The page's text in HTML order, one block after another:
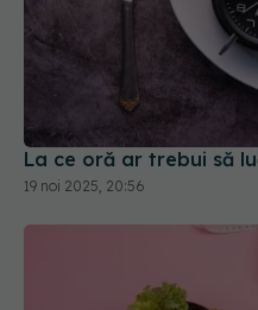
La ce oră ar trebui să
19 noi 2025, 20:56